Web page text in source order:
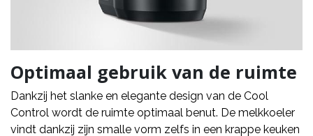
Optimaal gebruik van de ruimte
Dankzij het slanke en elegante design van de Cool
Control wordt de ruimte optimaal benut. De melkkoeler
vindt dankzij zijn smalle vorm zelfs in een krappe keuken